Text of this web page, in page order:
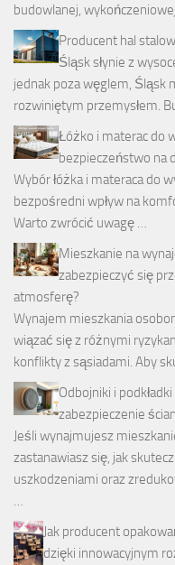
budowlanej,
Producent hal
Śląsk słynie z
jednak poza węglem, Śląsk
rozwiniętym przemysłem.
Łóżko i materac do
bezpieczeństwo na
Wybór łóżka i materaca do
bezpośredni wpływ na
Warto zwrócić uwagę …
Mieszkanie na
zabezpieczyć się
atmosferę?
Wynajem mieszkania
wiązać się z różnymi
konflikty z sąsiadami. Aby
Odbojniki i
zabezpieczenie
Jeśli wynajmujesz
zastanawiasz się, jak
uszkodzeniami oraz
…
Jak producent
dzięki innowacyjnym